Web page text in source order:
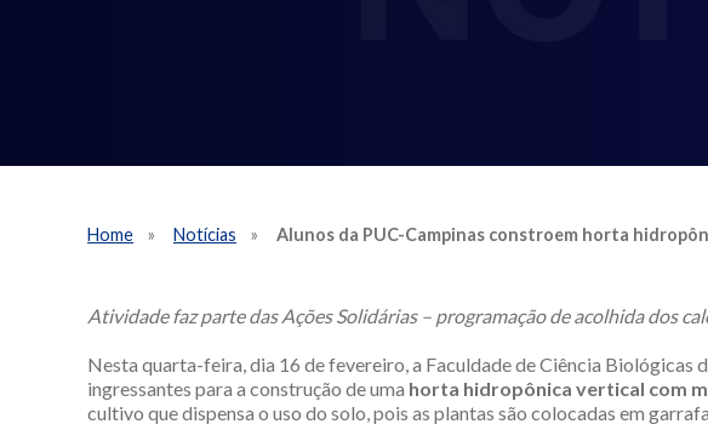
Home Notícias Alunos da PUC-Campinas constroem horta
Atividade faz parte das Ações Solidárias – programação de acolhida dos
Nesta quarta-feira, dia 16 de fevereiro, a Faculdade de Ciência Biológicas
ingressantes para a construção de uma horta hidropônica vertical com
cultivo que dispensa o uso do solo, pois as plantas são colocadas em